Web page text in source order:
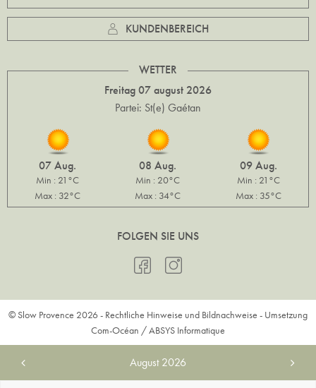
KUNDENBEREICH
WETTER
Freitag 07 august 2026
Partei: St(e) Gaétan
07 Aug.
Min : 21°C
Max : 32°C
08 Aug.
Min : 20°C
Max : 34°C
09 Aug.
Min : 21°C
Max : 35°C
FOLGEN SIE UNS
© Slow Provence 2026 - Rechtliche Hinweise und Bildnachweise - Umsetzung
Com-Océan /ABSYS Informatique
August 2026